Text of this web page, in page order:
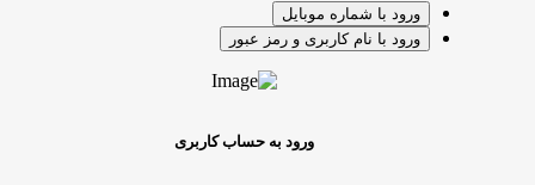
ورود با شماره موبایل
ورود با نام کاربری و رمز عبور
ورود به حساب کاربری